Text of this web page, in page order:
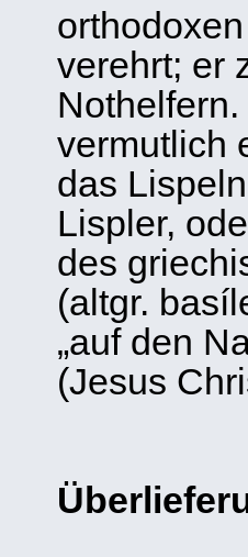
verehrt; er
vermutlich
das
Lispler,
des
(altgr.
„auf den
(Jesus